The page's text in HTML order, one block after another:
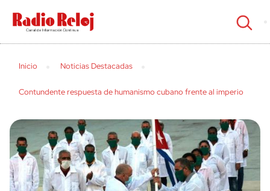
cerrar
Inicio Noticias Destacadas
Contundente respuesta de humanismo cubano frente al imperio